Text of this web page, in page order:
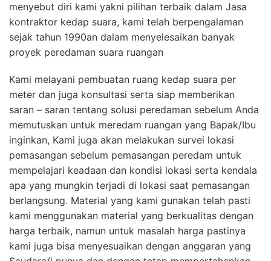
menyebut diri kami yakni pilihan terbaik dalam Jasa
kontraktor kedap suara, kami telah berpengalaman
sejak tahun 1990an dalam menyelesaikan banyak
proyek peredaman suara ruangan
Kami melayani pembuatan ruang kedap suara per
meter dan juga konsultasi serta siap memberikan
saran – saran tentang solusi peredaman sebelum Anda
memutuskan untuk meredam ruangan yang Bapak/Ibu
inginkan, Kami juga akan melakukan survei lokasi
pemasangan sebelum pemasangan peredam untuk
mempelajari keadaan dan kondisi lokasi serta kendala
apa yang mungkin terjadi di lokasi saat pemasangan
berlangsung. Material yang kami gunakan telah pasti
kami menggunakan material yang berkualitas dengan
harga terbaik, namun untuk masalah harga pastinya
kami juga bisa menyesuaikan dengan anggaran yang